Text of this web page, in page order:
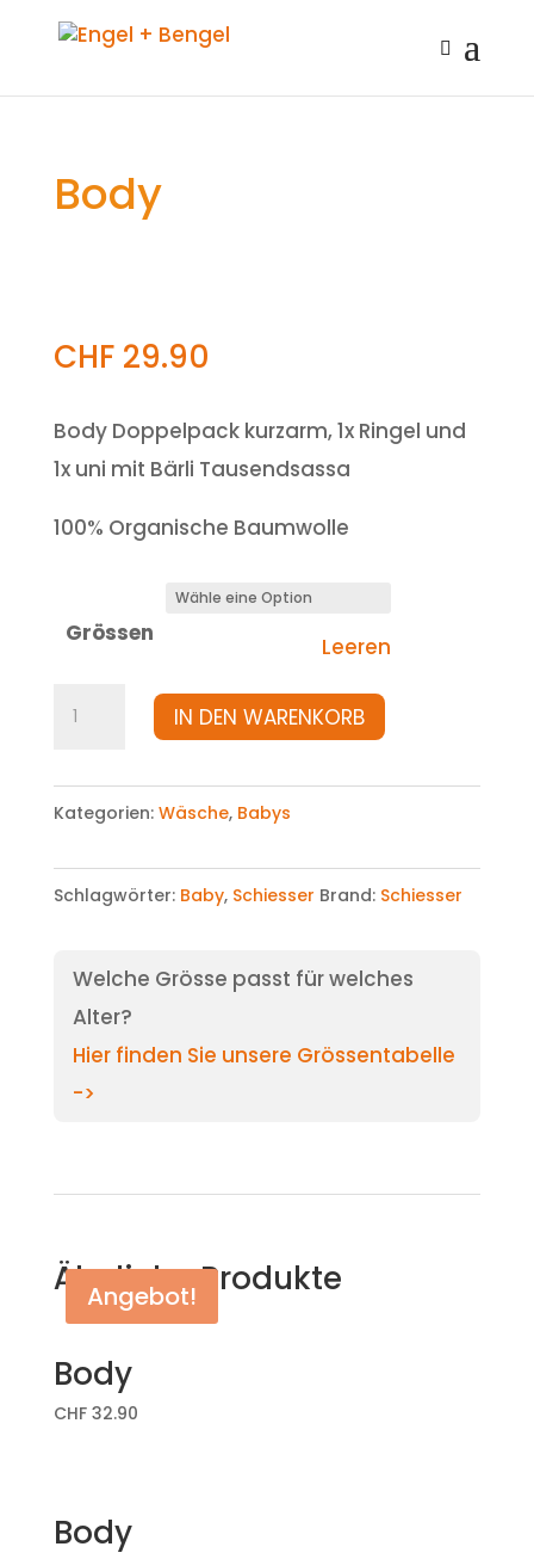
Body
CHF29.90
Body Doppelpack kurzarm, 1x Ringel und
1x uni mit Bärli Tausendsassa
100% Organische Baumwolle
Grössen
Leeren
Body
IN DEN WARENKORB
Kategorien: Wäsche, Babys
Schlagwörter: Baby, Schiesser Brand: Schiesser
Welche Grösse passt für welches
Alter?
Hier finden Sie unsere Grössentabelle
->
Ähnliche Produkte
Body
CHF32.90
Body
Angebot!